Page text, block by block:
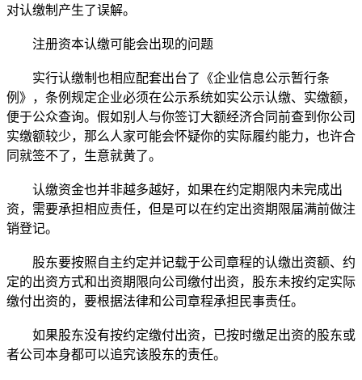
对认缴制产生了误解。
注册资本认缴可能会出现的问题
实行认缴制也相应配套出台了《企业信息公示暂行条
例》，条例规定企业必须在公示系统如实公示认缴、实缴额，
便于公众查询。假如别人与你签订大额经济合同前查到你公司
实缴额较少，那么人家可能会怀疑你的实际履约能力，也许合
同就签不了，生意就黄了。
认缴资金也并非越多越好，如果在约定期限内未完成出
资，需要承担相应责任，但是可以在约定出资期限届满前做注
销登记。
股东要按照自主约定并记载于公司章程的认缴出资额、约
定的出资方式和出资期限向公司缴付出资，股东未按约定实际
缴付出资的，要根据法律和公司章程承担民事责任。
如果股东没有按约定缴付出资，已按时缴足出资的股东或
者公司本身都可以追究该股东的责任。